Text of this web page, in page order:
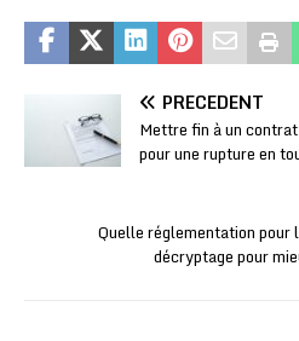
PRÉCÉDENT
Mettre fin à un
pour une rupture en
Quelle réglementation pour
décryptage pour